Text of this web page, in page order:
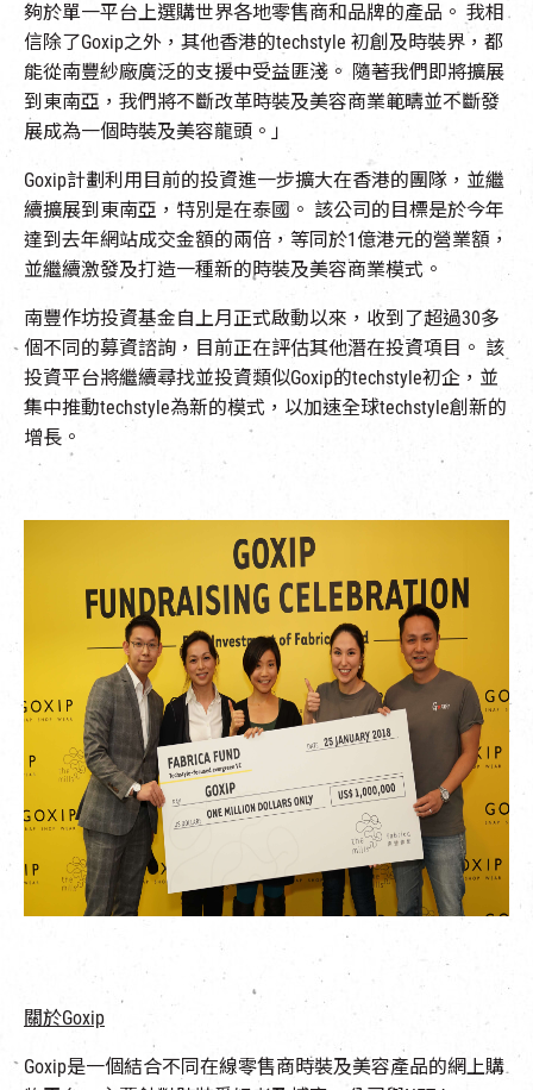
夠於單一平台上選購世界各地零售商和品牌的產品。 我相
信除了Goxip之外，其他香港的techstyle 初創及時裝界，都
能從南豐紗廠廣泛的支援中受益匪淺。 隨著我們即將擴展
到東南亞，我們將不斷改革時裝及美容商業範疇並不斷發
展成為一個時裝及美容龍頭。」
Goxip計劃利用目前的投資進一步擴大在香港的團隊，並繼
續擴展到東南亞，特別是在泰國。 該公司的目標是於今年
達到去年網站成交金額的兩倍，等同於1億港元的營業額，
並繼續激發及打造一種新的時裝及美容商業模式。
南豐作坊投資基金自上月正式啟動以來，收到了超過30多
個不同的募資諮詢，目前正在評估其他潛在投資項目。 該
投資平台將繼續尋找並投資類似Goxip的techstyle初企，並
集中推動techstyle為新的模式，以加速全球techstyle創新的
增長。
關於Goxip
Goxip是一個結合不同在線零售商時裝及美容產品的網上購